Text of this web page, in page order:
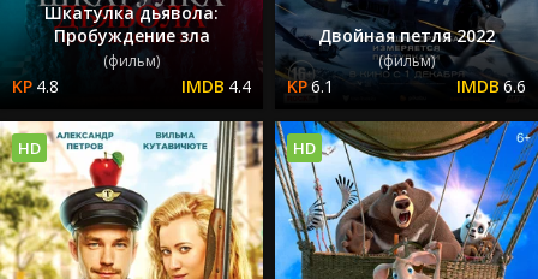
Шкатулка дьявола:
Пробуждение зла
(фильм)
4.8 4.4
Двойная петля 2022
(фильм)
6.1 6.6
HD HD